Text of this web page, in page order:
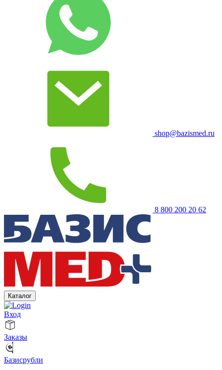
shop@bazismed.ru
8 800 200 20 62
Каталог
Вход
Заказы
Базисрубли